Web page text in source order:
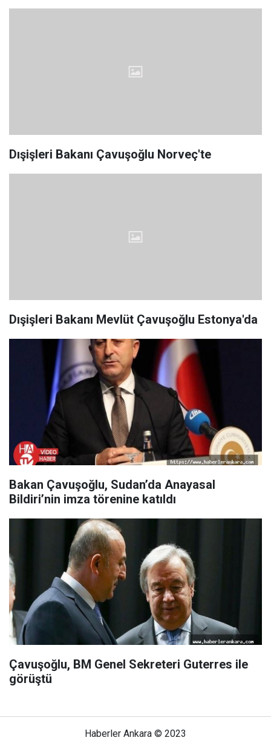
Dışişleri Bakanı Çavuşoğlu Norveç'te
Dışişleri Bakanı Mevlüt Çavuşoğlu Estonya'da
Bakan Çavuşoğlu, Sudan’da Anayasal
Bildiri’nin imza törenine katıldı
Çavuşoğlu, BM Genel Sekreteri Guterres ile
görüştü
Haberler Ankara © 2023